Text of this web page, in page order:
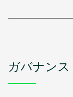
ガバナンス